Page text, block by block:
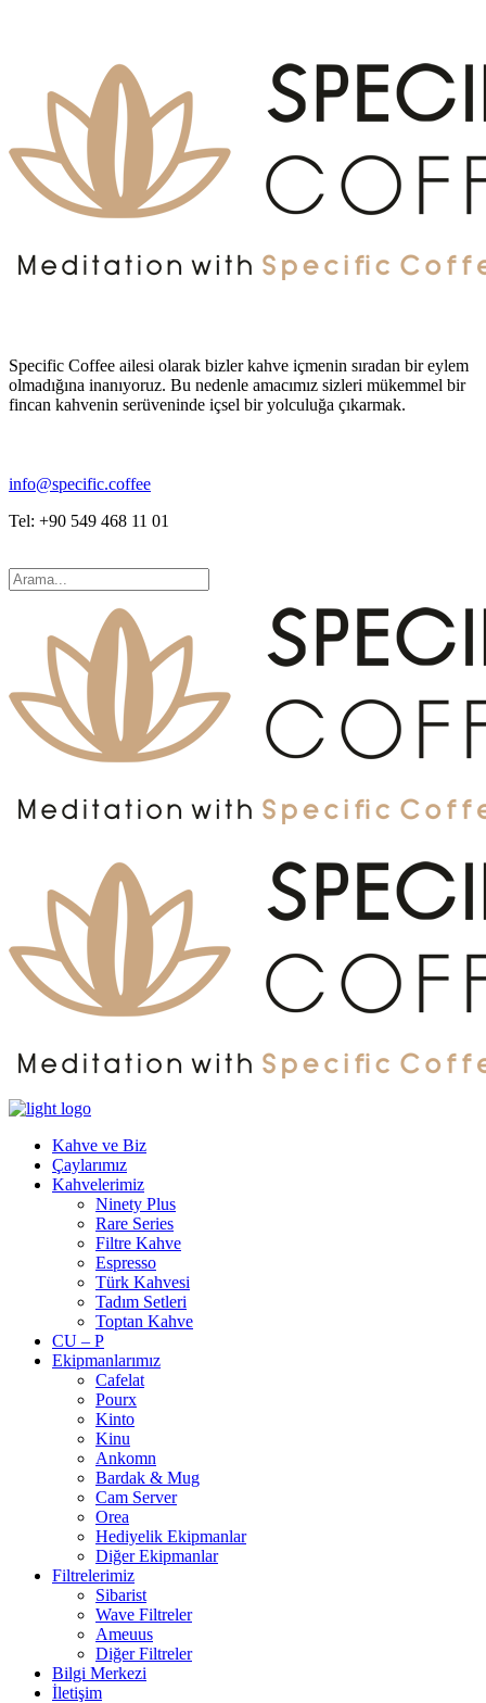
Specific Coffee ailesi olarak bizler kahve içmenin sıradan bir eylem
olmadığına inanıyoruz. Bu nedenle amacımız sizleri mükemmel bir
fincan kahvenin serüveninde içsel bir yolculuğa çıkarmak.
info@specific.coffee
Tel: +90 549 468 11 01
Kahve ve Biz
Çaylarımız
Kahvelerimiz
Ninety Plus
Rare Series
Filtre Kahve
Espresso
Türk Kahvesi
Tadım Setleri
Toptan Kahve
CU – P
Ekipmanlarımız
Cafelat
Pourx
Kinto
Kinu
Ankomn
Bardak & Mug
Cam Server
Orea
Hediyelik Ekipmanlar
Diğer Ekipmanlar
Filtrelerimiz
Sibarist
Wave Filtreler
Ameuus
Diğer Filtreler
Bilgi Merkezi
İletişim